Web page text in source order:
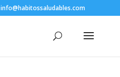
info@habitossaludables.com